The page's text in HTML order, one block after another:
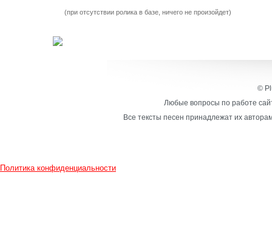
(при отсутствии ролика в базе, ничего не произойдет)
©
Любые вопросы по работе
Все тексты песен принадлежат их
Политика конфиденциальности